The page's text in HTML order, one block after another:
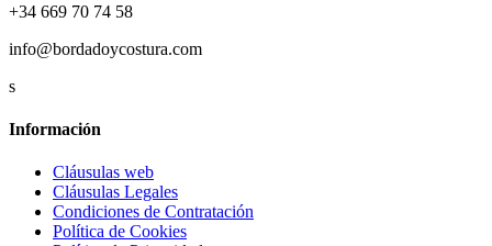
+34 669 70 74 58
info@bordadoycostura.com
s
Información
Cláusulas web
Cláusulas Legales
Condiciones de Contratación
Política de Cookies